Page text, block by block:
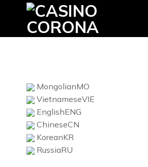
content
MongolianMO
VietnameseVIE
EnglishENG
ChineseCN
KoreanKR
RussiaRU